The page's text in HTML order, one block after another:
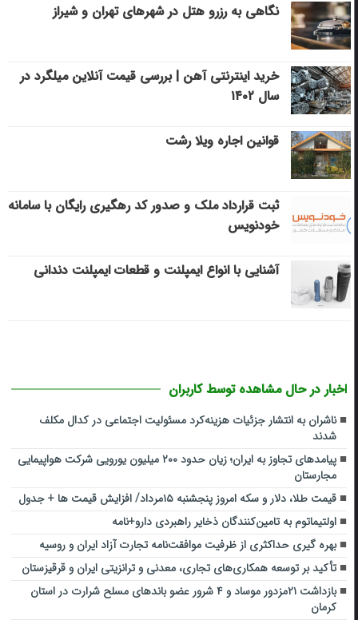
نگاهی به رزرو هتل در شهرهای تهران و شیراز
خرید اینترنتی آهن | بررسی قیمت آنلاین میلگرد در
سال ۱۴۰۲
قوانین اجاره ویلا رشت
ثبت قرارداد ملک و صدور کد رهگیری رایگان با سامانه
خودنویس
آشنایی با انواع ایمپلنت و قطعات ایمپلنت دندانی
اخبار در حال مشاهده توسط کاربران
ناشران به انتشار جزئیات هزینه‌کرد مسئولیت اجتماعی در کدال مکلف
شدند
پیامدهای تجاوز به ایران؛ زیان حدود ۲۰۰ میلیون یورویی شرکت هواپیمایی
مجارستان
قیمت طلا، دلار و سکه امروز پنجشنبه ۱۵مرداد/ افزایش قیمت ها + جدول
اولتیماتوم به تامین‌کنندگان ذخایر راهبردی دارو+نامه
بهره گیری حداکثری از ظرفیت موافقت‌نامه تجارت آزاد ایران و روسیه
تأکید بر توسعه همکاری‌های تجاری، معدنی و ترانزیتی ایران و قرقیزستان
بازداشت ۲۱مزدور موساد و ۴ شرور عضو باندهای مسلح شرارت در استان
کرمان